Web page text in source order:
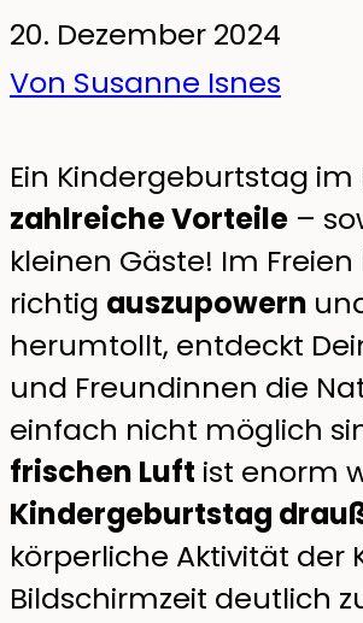
20. Dezember 2024
Von Susanne Isnes
Ein Kindergeburtstag
zahlreiche Vorteile –
kleinen Gäste! Im
richtig auszupowern
herumtollt, entdeckt
und Freundinnen die
einfach nicht möglich
frischen Luft ist enorm
Kindergeburtstag
körperliche Aktivität der
Bildschirmzeit deutlich